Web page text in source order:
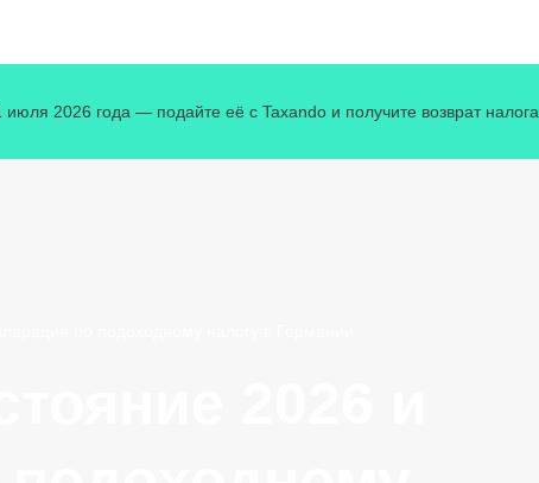
2026 года — подайте её с Taxando и получите возврат налога.